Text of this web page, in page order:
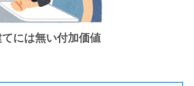
てには無い付加価値